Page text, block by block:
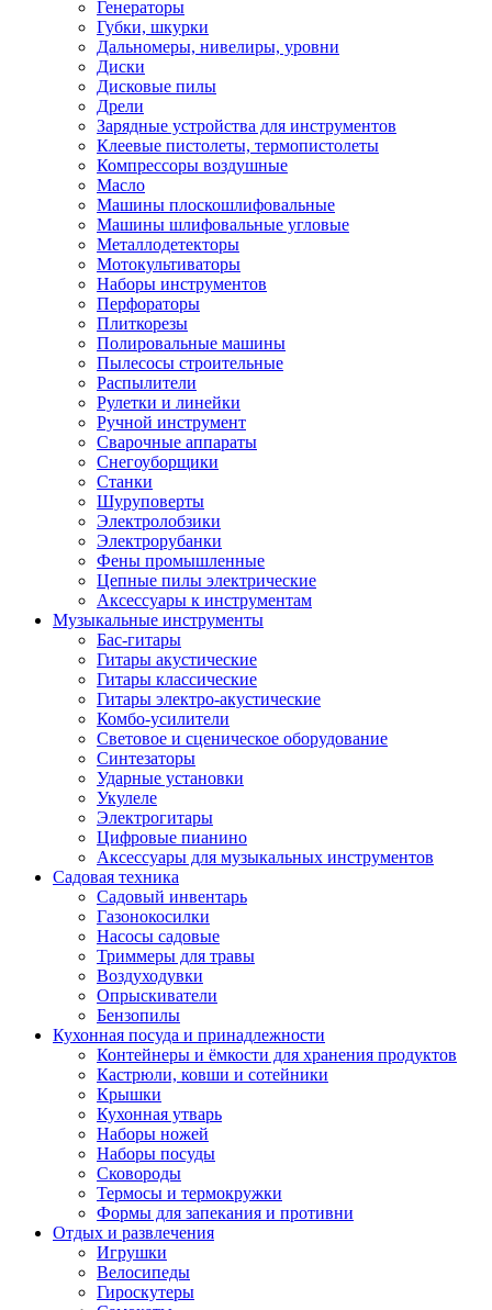
Генераторы
Губки, шкурки
Дальномеры, нивелиры, уровни
Диски
Дисковые пилы
Дрели
Зарядные устройства для инструментов
Клеевые пистолеты, термопистолеты
Компрессоры воздушные
Масло
Машины плоскошлифовальные
Машины шлифовальные угловые
Металлодетекторы
Мотокультиваторы
Наборы инструментов
Перфораторы
Плиткорезы
Полировальные машины
Пылесосы строительные
Распылители
Рулетки и линейки
Ручной инструмент
Сварочные аппараты
Снегоуборщики
Станки
Шуруповерты
Электролобзики
Электрорубанки
Фены промышленные
Цепные пилы электрические
Аксессуары к инструментам
Музыкальные инструменты
Бас-гитары
Гитары акустические
Гитары классические
Гитары электро-акустические
Комбо-усилители
Световое и сценическое оборудование
Синтезаторы
Ударные установки
Укулеле
Электрогитары
Цифровые пианино
Аксессуары для музыкальных инструментов
Садовая техника
Садовый инвентарь
Газонокосилки
Насосы садовые
Триммеры для травы
Воздуходувки
Опрыскиватели
Бензопилы
Кухонная посуда и принадлежности
Контейнеры и ёмкости для хранения продуктов
Кастрюли, ковши и сотейники
Крышки
Кухонная утварь
Наборы ножей
Наборы посуды
Сковороды
Термосы и термокружки
Формы для запекания и противни
Отдых и развлечения
Игрушки
Велосипеды
Гироскутеры